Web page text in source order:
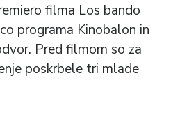
filma Los bando
programa Kinobalon in
Pred filmom so za
poskrbele tri mlade